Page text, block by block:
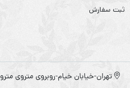
ثبت سفارش
تهران-خیابان خیام-روبروی متروی مترو ۱۵ خرداد، سرای فردوس